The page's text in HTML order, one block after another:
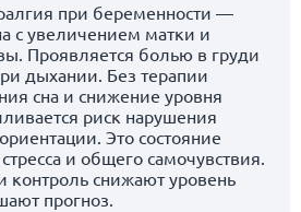
при беременности —
с увеличением матки и
Проявляется болью в груди
дыхании. Без терапии
сна и снижение уровня
риск нарушения
Это состояние
и общего самочувствия.
снижают уровень
прогноз.